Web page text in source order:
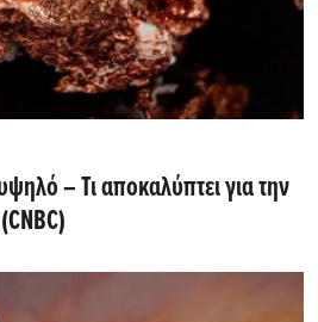
– Τι αποκαλύπτει για την